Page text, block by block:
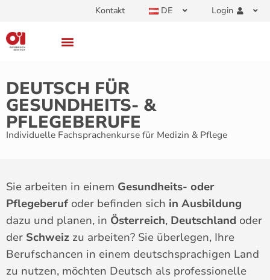
Kontakt DE Login
DEUTSCH FÜR
GESUNDHEITS- &
PFLEGEBERUFE
Individuelle Fachsprachenkurse für Medizin & Pflege
Sie arbeiten in einem Gesundheits- oder
Pflegeberuf oder befinden sich in Ausbildung
dazu und planen, in Österreich, Deutschland oder
der Schweiz zu arbeiten? Sie überlegen, Ihre
Berufschancen in einem deutschsprachigen Land
zu nutzen, möchten Deutsch als professionelle